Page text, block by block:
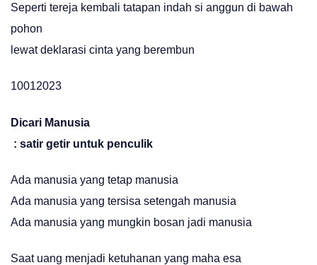
Seperti tereja kembali tatapan indah si anggun di bawah
pohon
lewat deklarasi cinta yang berembun
10012023
Dicari Manusia
: satir getir untuk penculik
Ada manusia yang tetap manusia
Ada manusia yang tersisa setengah manusia
Ada manusia yang mungkin bosan jadi manusia
Saat uang menjadi ketuhanan yang maha esa